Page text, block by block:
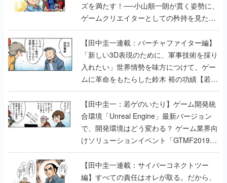
ズを満たす！──小山順一朗が貫く姿勢に、
ゲームクリエイターとしての矜持を見た
【若ゲのいたり最終回】
【田中圭一連載：バーチャファイター編】
「新しい3D表現のために、軍事技術を採り
入れたい」世界情勢を味方につけて、ゲー
ムに革命をもたらした鈴木 裕の功績【若ゲ
のいたり】
【田中圭一：若ゲのいたり】ゲーム開発統
合環境「Unreal Engine」最新バージョン
で、開発環境はどう変わる？ ゲーム業界向
けソリューションイベント「GTMF2019」
に行って、より理解を深めよう【PR】
【田中圭一連載：サイバーコネクトツー
編】すべての責任はオレが取る。だから、